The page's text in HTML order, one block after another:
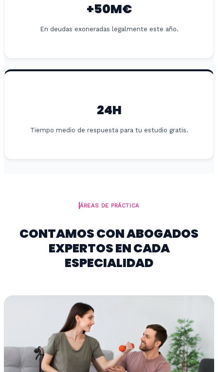
+50M€
En deudas exoneradas legalmente este año.
24H
Tiempo medio de respuesta para tu estudio gratis.
ÁREAS DE PRÁCTICA
CONTAMOS CON ABOGADOS
EXPERTOS EN CADA
ESPECIALIDAD